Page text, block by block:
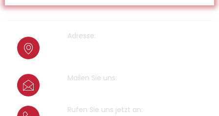
Adresse:
Mailen Sie uns:
Rufen Sie uns jetzt an: